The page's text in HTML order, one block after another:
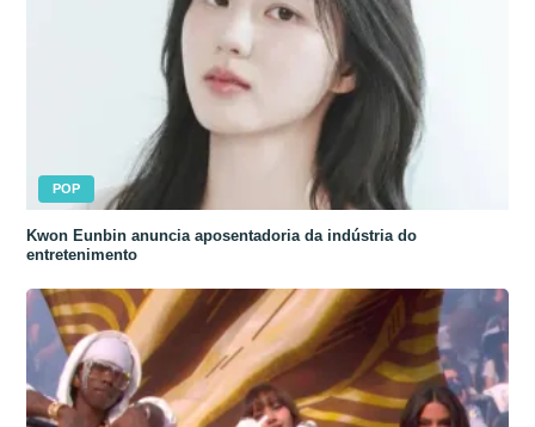
POP
Kwon Eunbin anuncia aposentadoria da indústria do
entretenimento